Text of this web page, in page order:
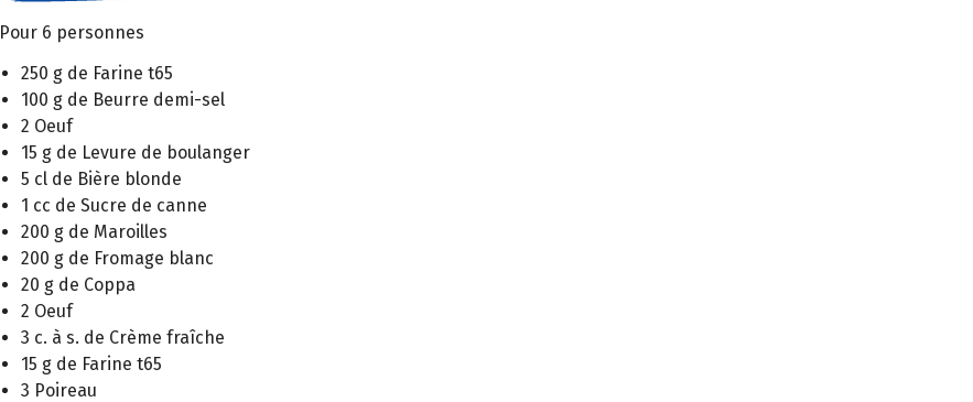
Pour 6 personnes
250 g de Farine t65
100 g de Beurre demi-sel
2 Oeuf
15 g de Levure de boulanger
5 cl de Bière blonde
1 cc de Sucre de canne
200 g de Maroilles
200 g de Fromage blanc
20 g de Coppa
2 Oeuf
3 c. à s. de Crème fraîche
15 g de Farine t65
3 Poireau